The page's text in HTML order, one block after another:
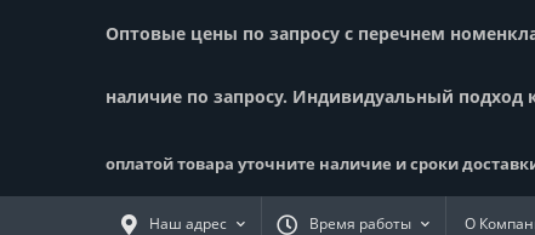
Оптовые цены по запросу с перечнем
наличие по запросу. Индивидуальный подход
оплатой товара уточните наличие и сроки
Наш адрес Время работы О